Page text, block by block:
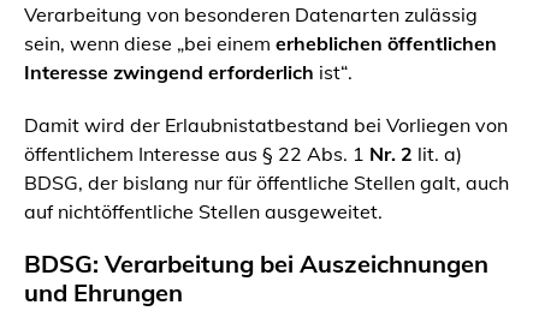
Verarbeitung von besonderen Datenarten zulässig
sein, wenn diese „bei einem erheblichen öffentlichen
Interesse zwingend erforderlich ist“.
Damit wird der Erlaubnistatbestand bei Vorliegen von
öffentlichem Interesse aus § 22 Abs. 1 Nr. 2 lit. a)
BDSG, der bislang nur für öffentliche Stellen galt, auch
auf nichtöffentliche Stellen ausgeweitet.
BDSG: Verarbeitung bei Auszeichnungen
und Ehrungen